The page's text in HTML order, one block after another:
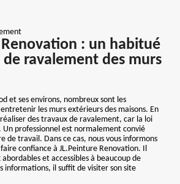
: un habitué
ravalement des murs
et ses environs, nombreux sont les
les murs extérieurs des maisons. En
des travaux de ravalement, car la loi
professionnel est normalement convié
de travail. Dans ce cas, nous vous informons
confiance à JL.Peinture Renovation. Il
et accessibles à beaucoup de
informations, il suffit de visiter son site